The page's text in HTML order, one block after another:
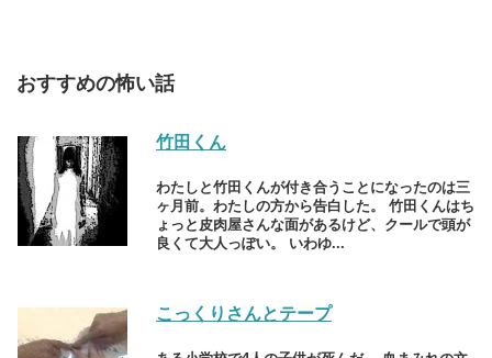
おすすめの怖い話
竹田くん
わたしと竹田くんが付き合うことになったのは三
ヶ月前。わたしの方から告白した。 竹田くんはち
ょっと皮肉屋さんな面があるけど、クールで頭が
良くて大人っぽい。 いわゆ...
こっくりさんとテープ